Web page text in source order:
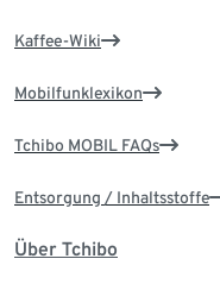
Kaffee-Wiki
Mobilfunklexikon
Tchibo MOBIL FAQs
Entsorgung / Inhaltsstoffe
Über Tchibo